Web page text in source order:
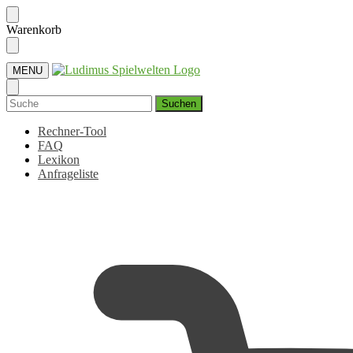
Skip
to
navigation
Skip
to
content
Warenkorb
MENU
Suchen
nach:
Rechner-Tool
FAQ
Lexikon
Anfrageliste